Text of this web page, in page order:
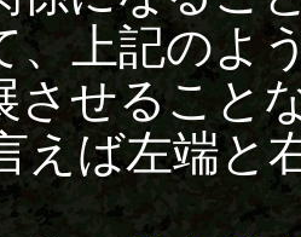
、上記のよ
させること
えば左端と
→